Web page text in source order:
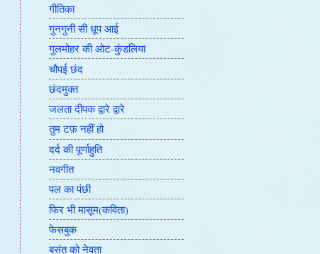
गीतिका
गुनगुनी सी धूप आई
गुलमोहर की ओट-कुंडलिया
चौपई छंद
छंदमुक्त
जलता दीपक द्वारे द्वारे
तुम टफ़ नहीं हो
दर्द की पूर्णाहुति
नवगीत
पल का पंछी
फिर भी मासूम(कविता)
फेसबुक
बसंत को नेवता